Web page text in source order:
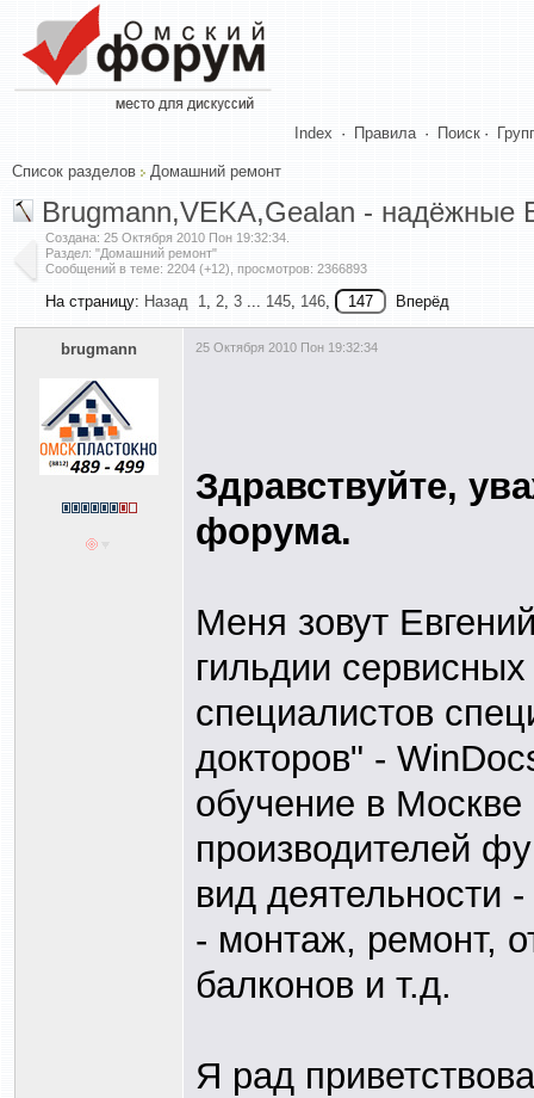
Index · Правила · Поиск ·
Список разделов Домашний ремонт
Brugmann,VEKA,Gealan -
Создана: 25 Октября 2010 Пон 19:32:34
Раздел: "Домашний ремонт"
Сообщений в теме: 2204 (+12), просмотров: 2366893
На страницу: Назад 1, 2, 3 ... 145, 146, Вперёд
brugmann 25 Октября 2010 Пон 19:32:34
Здравствуйте,
форума.
Меня зовут
гильдии
специалистов
докторов" -
обучение в
производителей
вид деятельности
- монтаж, ремонт,
балконов и т.д.
Я рад